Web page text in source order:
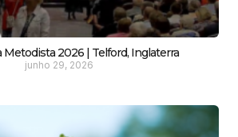
Metodista 2026 | Telford, Inglaterra
junho 29, 2026